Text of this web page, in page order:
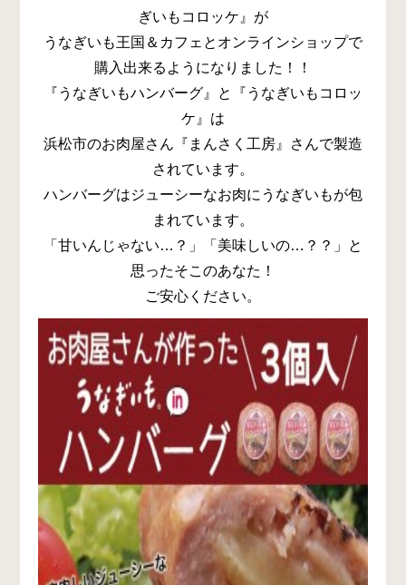
ぎいもコロッケ』が
うなぎいも王国＆カフェとオンラインショップで
購入出来るようになりました！！
『うなぎいもハンバーグ』と『うなぎいもコロッ
ケ』は
浜松市のお肉屋さん『まんさく工房』さんで製造
されています。
ハンバーグはジューシーなお肉にうなぎいもが包
まれています。
「甘いんじゃない…？」「美味しいの…？？」と
思ったそこのあなた！
ご安心ください。